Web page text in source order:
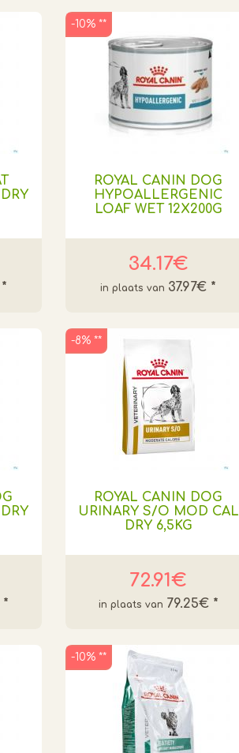
*
ROYAL CANIN DOG
HYPOALLERGENIC
LOAF WET 12X200G
34.17€
37.97€ *
-10% **
*
ROYAL CANIN DOG
URINARY S/O MOD CAL
DRY 6,5KG
72.91€
79.25€ *
-8% **
-10% **